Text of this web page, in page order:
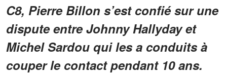
C8, Pierre Billon s’est confié sur une
dispute entre Johnny Hallyday et
Michel Sardou qui les a conduits à
couper le contact pendant 10 ans.